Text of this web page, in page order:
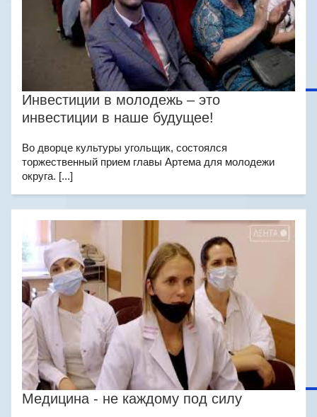
Инвестиции в молодежь – это
инвестиции в наше будущее!
Во дворце культуры угольщик, состоялся
торжественный прием главы Артема для молодежи
округа. [...]
Медицина - не каждому под силу